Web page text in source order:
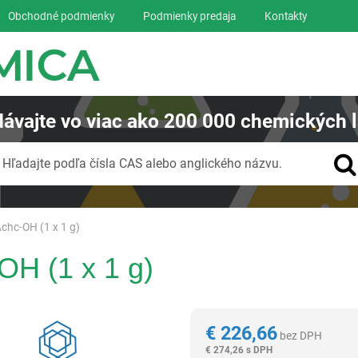
OH (1 x 1 g)
(1 x 1 g)
€226,66 bez DPH
€ 274,26 s DPH
Obchodné podmienky Podmienky predaja Kontakty
vo viac ako200 000 chemických
Hľadajte podľa čísla CAS alebo anglického názvu.